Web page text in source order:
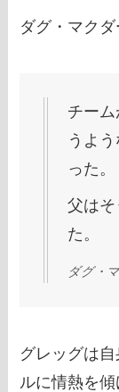
ダグ・マクダ
チー
うよ
った。
父は
た。
ダグ・
グレッグは
ルに情熱を